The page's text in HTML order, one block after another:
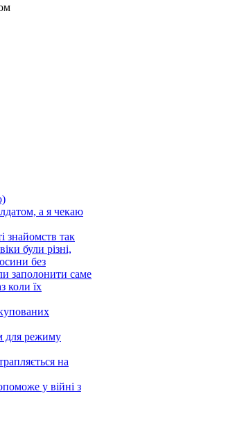
а я чекаю
знайомств так
були різні,
без
заполонити саме
коли їх
для режиму
на
у війні з